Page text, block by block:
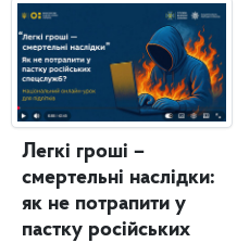
Легкі гроші –
смертельні наслідки:
як не потрапити у
пастку російських